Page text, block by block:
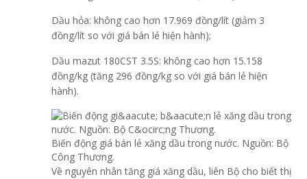
Dầu hỏa: không cao hơn 17.969 đồng/lít (giảm 3
đồng/lít so với giá bán lẻ hiện hành);
Dầu mazut 180CST 3.5S: không cao hơn 15.158
đồng/kg (tăng 296 đồng/kg so với giá bán lẻ hiện
hành).
Biến động giá bán lẻ xăng dầu trong nước. Nguồn: Bộ
Công Thương.
Về nguyên nhân tăng giá xăng dầu, liên Bộ cho biết thị